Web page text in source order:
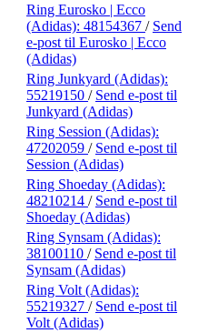
Ring Eurosko | Ecco
(Adidas): 48154367 / Send
e-post til Eurosko | Ecco
(Adidas)
Ring Junkyard (Adidas):
55219150 / Send e-post til
Junkyard (Adidas)
Ring Session (Adidas):
47202059 / Send e-post til
Session (Adidas)
Ring Shoeday (Adidas):
48210214 / Send e-post til
Shoeday (Adidas)
Ring Synsam (Adidas):
38100110 / Send e-post til
Synsam (Adidas)
Ring Volt (Adidas):
55219327 / Send e-post til
Volt (Adidas)